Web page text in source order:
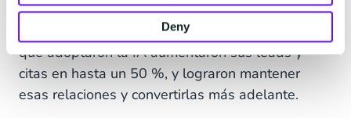
Deny
De acuerdo con un estudio de la empresa de
investigación McKinsey, los agentes inmobiliarios
que adoptaron la IA aumentaron sus leads y
citas en hasta un 50 %, y lograron mantener
esas relaciones y convertirlas más adelante.